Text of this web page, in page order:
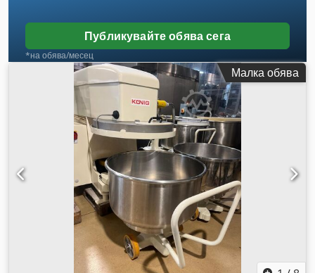
Публикувайте обява сега
*на обява/месец
Малка обява